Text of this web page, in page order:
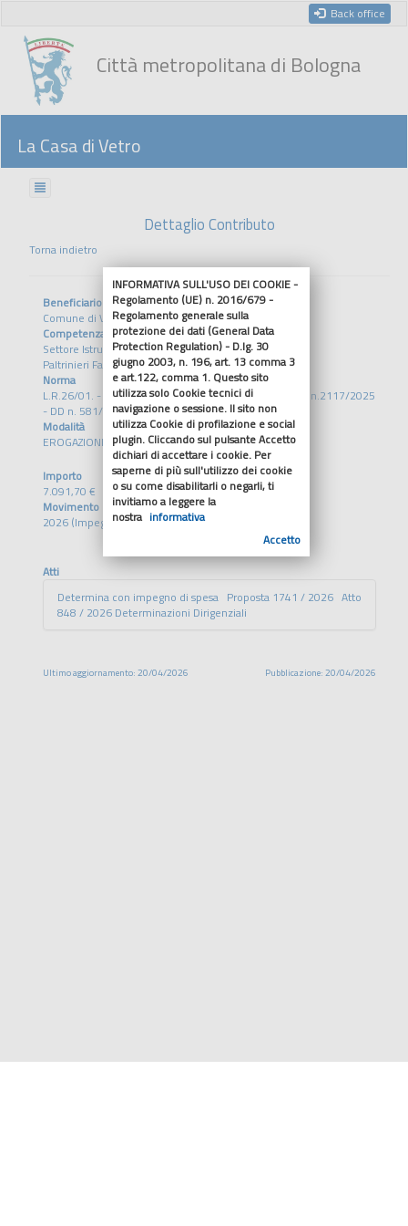
Back office
Città metropolitana di Bologna
La Casa di Vetro
Dettaglio Contributo
Torna indietro
Beneficiario
Comune di Vergato
Competenza
Settore Istruzione Sviluppo Sociale
Paltrinieri Fabrizia
Norma
L.R.26/01. - D.A.L. 24/2025 - DGR n.1108/2025 - DGR n.2117/2025
- DD n. 581/2026
Modalità
EROGAZIONE DIRETTA
Importo
7.091,70 €
Movimento
2026 (Impegno)
Atti
Determina con impegno di spesa Proposta 1741 / 2026 Atto
848 / 2026 Determinazioni Dirigenziali
Ultimo aggiornamento: 20/04/2026 Pubblicazione: 20/04/2026
INFORMATIVA SULL'USO DEI COOKIE -
Regolamento (UE) n. 2016/679 -
Regolamento generale sulla
protezione dei dati (General Data
Protection Regulation) - D.lg. 30
giugno 2003, n. 196, art. 13 comma 3
e art.122, comma 1. Questo sito
utilizza solo Cookie tecnici di
navigazione o sessione. Il sito non
utilizza Cookie di profilazione e social
plugin. Cliccando sul pulsante Accetto
dichiari di accettare i cookie. Per
saperne di più sull'utilizzo dei cookie
o su come disabilitarli o negarli, ti
invitiamo a leggere la
nostra informativa
Accetto